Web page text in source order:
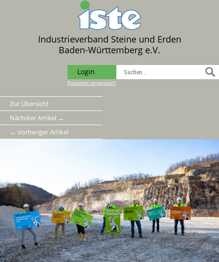
Industrieverband Steine und Erden
Baden-Württemberg e.V.
Login
Passwort vergessen?
Zur Übersicht
Nächster Artikel →
← Vorheriger Artikel